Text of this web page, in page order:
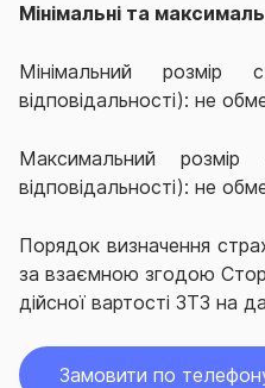
Мінімальні та
Мінімальний розмір
відповідальності): не
Максимальний розмір
відповідальності): не
Порядок визначення
за взаємною згодою
дійсної вартості ЗТЗ на
Замовити по